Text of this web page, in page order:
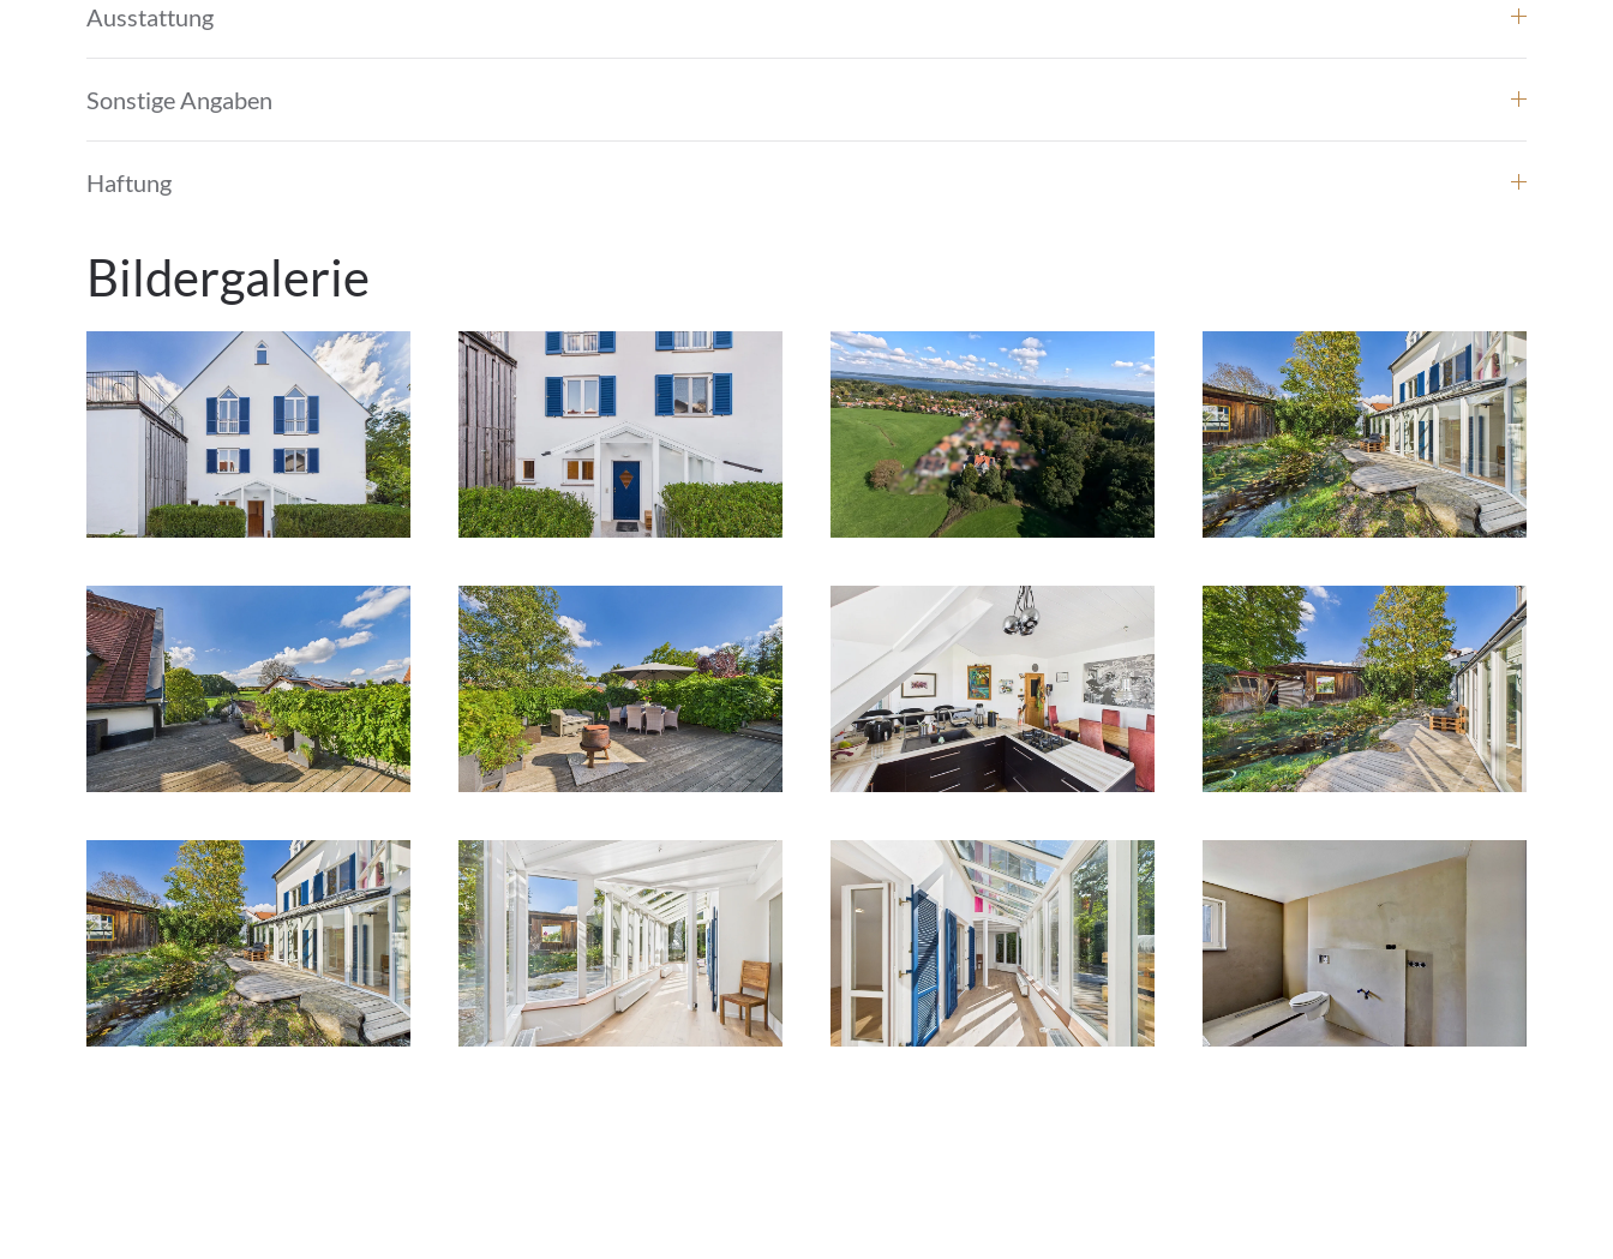
Ausstattung
Sonstige Angaben
Haftung
Bildergalerie